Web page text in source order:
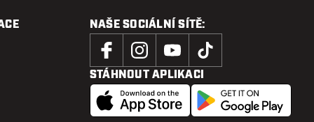
NAŠE SOCIÁLNÍ SÍTĚ:
STÁHNOUT APLIKACI